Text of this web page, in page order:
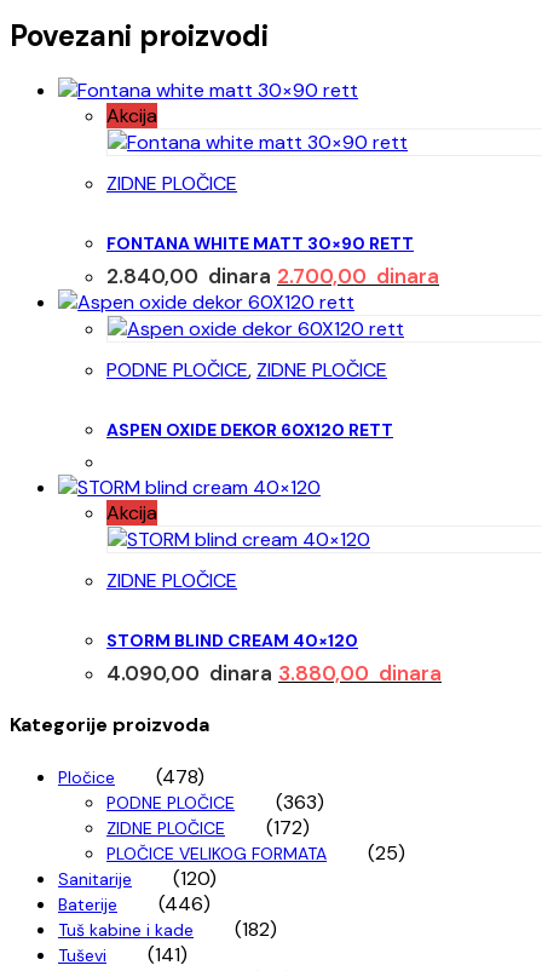
Povezani proizvodi
Akcija
ZIDNE PLOČICE
FONTANA WHITE MATT 30×90 RETT
2.840,00 dinara Originalna
cena
je
2.840,00 dinara.
2.700,00 dinara
PODNE PLOČICE, ZIDNE PLOČICE
ASPEN OXIDE DEKOR 60X120 RETT
Akcija
ZIDNE PLOČICE
STORM BLIND CREAM 40×120
4.090,00 dinara Originalna
3.880,00 dinara
Kategorije proizvoda
Pločice (478)
PODNE PLOČICE (363)
ZIDNE PLOČICE (172)
PLOČICE VELIKOG FORMATA (25)
Sanitarije (120)
Baterije (446)
Tuš kabine i kade (182)
Tuševi (141)